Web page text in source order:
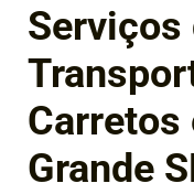
Serviços
Carretos
Grande